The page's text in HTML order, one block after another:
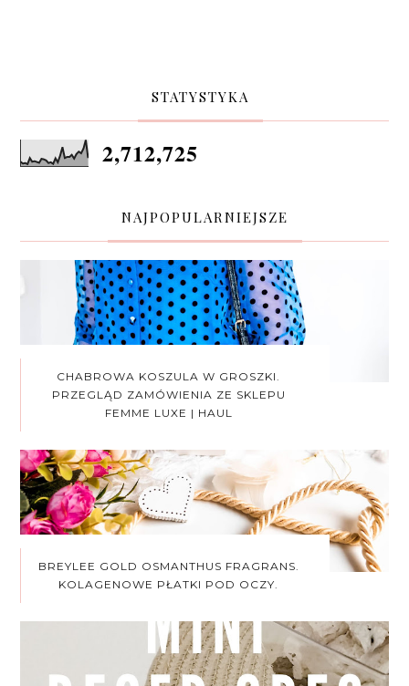
STATYSTYKA
2,712,725
NAJPOPULARNIEJSZE
CHABROWA KOSZULA W GROSZKI.
PRZEGLĄD ZAMÓWIENIA ZE SKLEPU
FEMME LUXE | HAUL
BREYLEE GOLD OSMANTHUS FRAGRANS.
KOLAGENOWE PŁATKI POD OCZY.